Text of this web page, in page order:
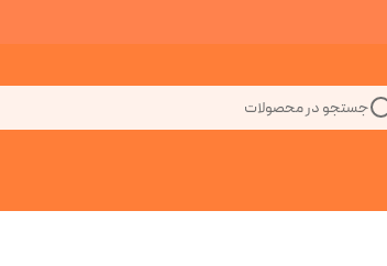
جستجو در محصولات